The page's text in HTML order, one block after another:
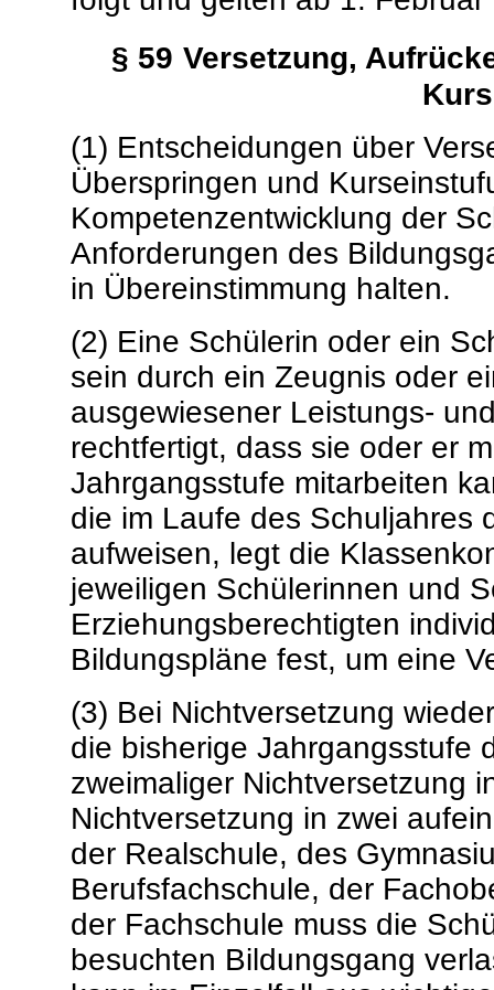
§ 59 Versetzung,
(1) Entscheidungen über
Überspringen und
Kompetenzentwicklung der
Anforderungen des
in Übereinstimmung halten.
(2) Eine Schülerin oder ein
sein durch ein Zeugnis oder
ausgewiesener Leistungs-
rechtfertigt, dass sie oder er
Jahrgangsstufe mitarbeiten
die im Laufe des Schuljahres
aufweisen, legt die
jeweiligen Schülerinnen und
Erziehungsberechtigten
Bildungspläne fest, um eine
(3) Bei Nichtversetzung
die bisherige Jahrgangsstufe
zweimaliger Nichtversetzung
Nichtversetzung in zwei
der Realschule, des
Berufsfachschule, der
der Fachschule muss die
besuchten Bildungsgang